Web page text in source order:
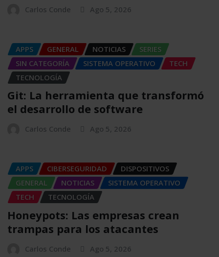
Carlos Conde Ago 5, 2026
APPS GENERAL NOTICIAS
SERIES
SIN CATEGORÍA
SISTEMA OPERATIVO
TECH
TECNOLOGÍA
Git: La herramienta que transformó
el desarrollo de software
Carlos Conde Ago 5, 2026
APPS CIBERSEGURIDAD
DISPOSITIVOS
GENERAL
NOTICIAS
SISTEMA OPERATIVO
TECH
TECNOLOGÍA
Honeypots: Las empresas crean
trampas para los atacantes
Carlos Conde Ago 5, 2026